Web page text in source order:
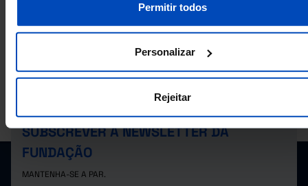
Permitir todos
Personalizar
Rejeitar
A PORDATA É UM PROJETO DA FUNDAÇÃO FRANCISCO MANUEL DOS
SANTOS.
SUBSCREVER A NEWSLETTER DA
FUNDAÇÃO
MANTENHA-SE A PAR.